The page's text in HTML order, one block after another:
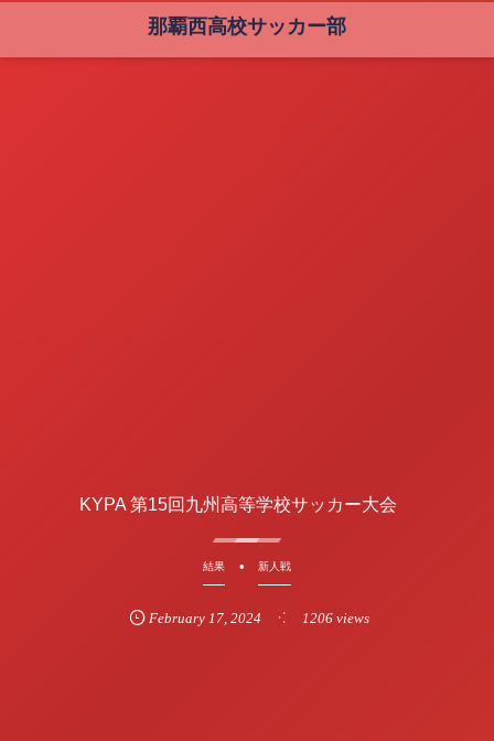
那覇西高校サッカー部
KYPA 第15回九州高等学校サッカー大会
結果 新人戦
February 17, 2024 1206 views